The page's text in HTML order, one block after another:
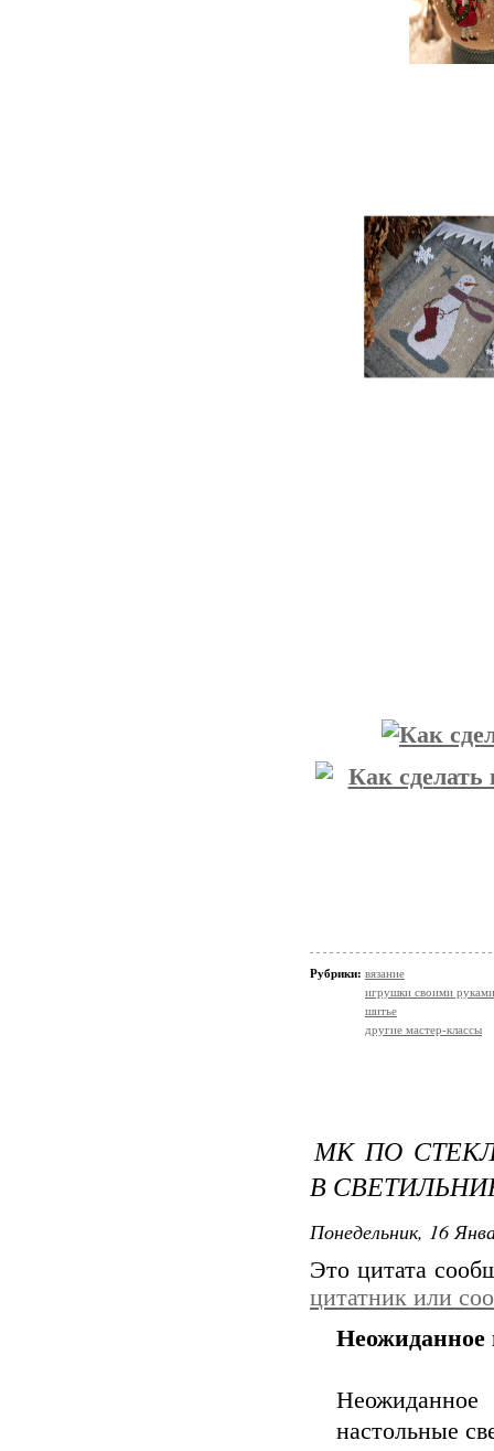
Рубрики: вязание
игрушки своими руками
шитье
другие мастер-классы
МК ПО
В
Понедельник, 16
Это цитата
цитатник или
Неожиданное
настольные